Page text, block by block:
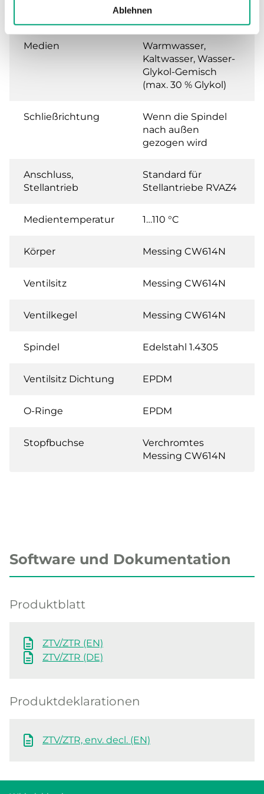
AblehnenLeckrate)
Medien
Warmwasser,
Kaltwasser, Wasser-
Glykol-Gemisch
(max. 30 % Glykol)
Schließrichtung
Wenn die Spindel
nach außen
gezogen wird
Anschluss,
Stellantrieb
Standard für
Stellantriebe RVAZ4
Medientemperatur 1…110 °C
Körper Messing CW614N
Ventilsitz Messing CW614N
Ventilkegel Messing CW614N
Spindel Edelstahl 1.4305
Ventilsitz Dichtung EPDM
O-Ringe EPDM
Stopfbuchse
Verchromtes
Messing CW614N
Software und Dokumentation
Produktblatt
ZTV/ZTR (EN)
ZTV/ZTR (DE)
Produktdeklarationen
ZTV/ZTR, env. decl. (EN)